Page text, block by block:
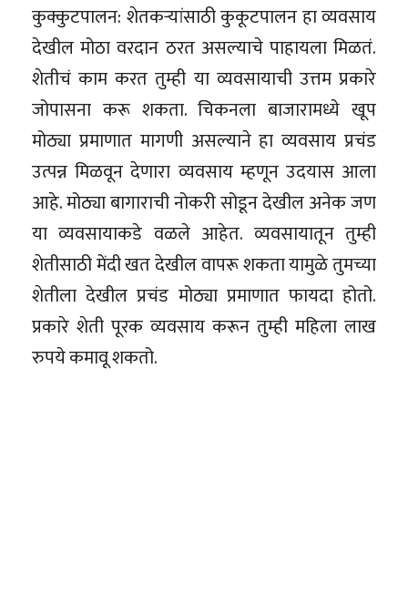
कुक्कुटपालन: शेतकऱ्यांसाठी कुकूटपालन हा व्यवसाय
देखील मोठा वरदान ठरत असल्याचे पाहायला मिळतं.
शेतीचं काम करत तुम्ही या व्यवसायाची उत्तम प्रकारे
जोपासना करू शकता. चिकनला बाजारामध्ये खूप
मोठ्या प्रमाणात मागणी असल्याने हा व्यवसाय प्रचंड
उत्पन्न मिळवून देणारा व्यवसाय म्हणून उदयास आला
आहे. मोठ्या बागाराची नोकरी सोडून देखील अनेक जण
या व्यवसायाकडे वळले आहेत. व्यवसायातून तुम्ही
शेतीसाठी मेंदी खत देखील वापरू शकता यामुळे तुमच्या
शेतीला देखील प्रचंड मोठ्या प्रमाणात फायदा होतो.
प्रकारे शेती पूरक व्यवसाय करून तुम्ही महिला लाख
रुपये कमावू शकतो.